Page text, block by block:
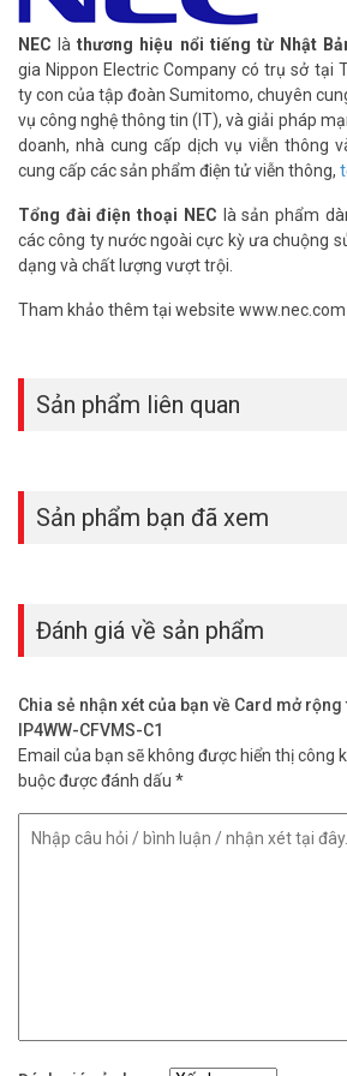
phòng và có thể đặt điện thoại này ở ngoài
một máy nhánh nội bộ mở rộng từ xa.
– Tích hợp 01 port LAN RJ45 10/
mở rộng, 01 khe cắm card Voice Mail,
Gateway, 01 khe cắm BUS card, 01 cổng
phòng bên ngoài, 03 khe cắm card mở
máy nhánh (khe cuối chỉ cắm được card
đến 4 lời chào, cho phép lưu lại 10 tin
ngoài. Tổng cộng thời gian ghi âm lời
phút. Sử dụng thêm card có thể mở rộng
40 giờ.
giúp dễ dàng nhận diện cuộc gọi.
– Chức năng gọi đường dây nóng Hotline:
– Chức năng quản lý và cấu hình trên nền
lắp đặt, vận hành.
– Chức năng giám sát Văn phòng, nhà
qua card DISA bằng cách kích hoạt Micro
và cần phải có mật khẩu (sử dụng cho mục
nhánh khi ra khỏi văn phòng. Chức năng
nhân viên kinh doanh hoặc các doanh
ngoài.
– Thông điệp cảnh báo tự động: Sử dụng
để nhắc nhở. Các thông điệp hoặc lời
trước và phát lại theo lịch định sẵn trên
nhánh để mô phỏng như đang có người hiện
Liên hệ ngay với phòng kinh doanh
Giá Tổng đài điện thoại IP NEC
NEC làthương hiệu nổi tiếng từ Nhật
gia Nippon Electric Company có trụ sở tại
ty con của tập đoàn Sumitomo, chuyên
vụ công nghệ thông tin (IT), và giải pháp
doanh, nhà cung cấp dịch vụ viễn thông
cung cấp các sản phẩm điện tử viễn thông,
Tổng đài điện thoại NEC là sản phẩm
các công ty nước ngoài cực kỳ ưa chuộng
dạng và chất lượng vượt trội.
Tham khảo thêm tại website www.nec.com
Sản phẩm liên quan
Sản phẩm bạn đã xem
Đánh giá về sản phẩm
Chia sẻ nhận xét của bạn về Card mở rộng
IP4WW-CFVMS-C1
Email của bạn sẽ không được hiển thị công
buộc được đánh dấu *